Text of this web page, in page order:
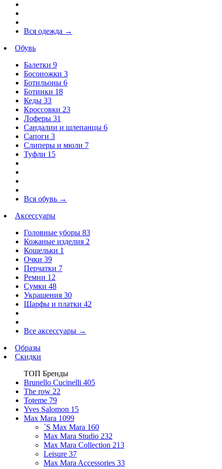
Вся одежда →
Обувь
Балетки 9
Босоножки 3
Ботильоны 6
Ботинки 18
Кеды 33
Кроссовки 23
Лоферы 31
Сандалии и шлепанцы 6
Сапоги 3
Слиперы и мюли 7
Туфли 15
Вся обувь →
Аксессуары
Головные уборы 83
Кожаные изделия 2
Кошельки 1
Очки 39
Перчатки 7
Ремни 12
Сумки 48
Украшения 30
Шарфы и платки 42
Все аксессуары →
Образы
Скидки
ТОП Бренды
Brunello Cucinelli 405
The row 22
Toteme 79
Yves Salomon 15
Max Mara 1099
`S Max Mara 160
Max Mara Studio 232
Max Mara Collection 213
Leisure 37
Max Mara Accessories 33